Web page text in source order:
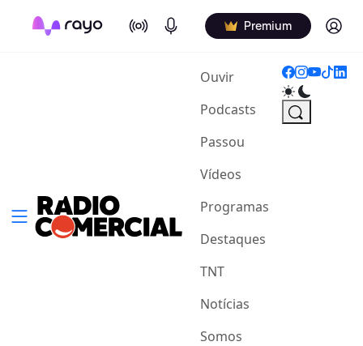
On Air Podcasts Premium Log in
Ouvir(current)
Podcasts
Passou
Vídeos
Programas
Destaques
TNT
Notícias
Somos